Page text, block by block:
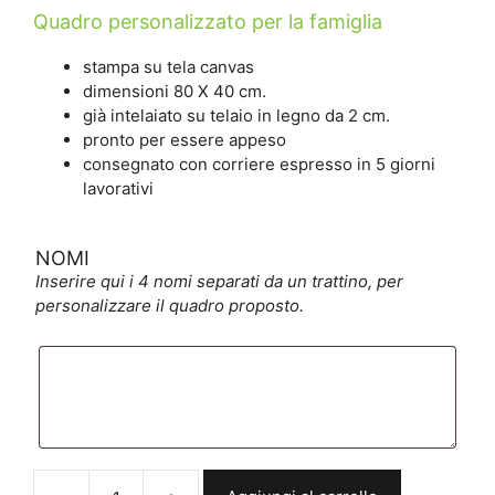
Quadro personalizzato per la famiglia
stampa su tela canvas
dimensioni 80 X 40 cm.
già intelaiato su telaio in legno da 2 cm.
pronto per essere appeso
consegnato con corriere espresso in 5 giorni
lavorativi
NOMI
Inserire qui i 4 nomi separati da un trattino, per
personalizzare il quadro proposto.
NOMI